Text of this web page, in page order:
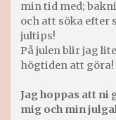
min tid med;
och att söka efter
jultips!
På julen blir jag
högtiden att göra!
Jag hoppas att
mig och min